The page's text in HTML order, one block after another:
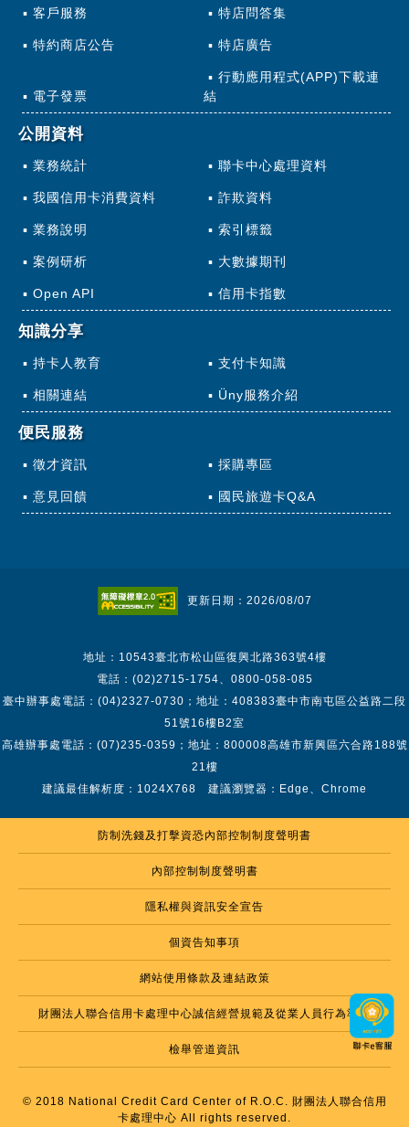
客戶服務 特店問答集
特約商店公告 特店廣告
電子發票
行動應用程式(APP)下載連
結
公開資料
業務統計 聯卡中心處理資料
我國信用卡消費資料 詐欺資料
業務說明 索引標籤
案例研析 大數據期刊
Open API 信用卡指數
知識分享
持卡人教育 支付卡知識
相關連結 Üny服務介紹
便民服務
徵才資訊 採購專區
意見回饋 國民旅遊卡Q&A
更新日期：2026/08/07
地址：10543臺北市松山區復興北路363號4樓
電話：(02)2715-1754、0800-058-085
臺中辦事處電話：(04)2327-0730；地址：408383臺中市南屯區公益路二段
51號16樓B2室
高雄辦事處電話：(07)235-0359；地址：800008高雄市新興區六合路188號
21樓
建議最佳解析度：1024X768 建議瀏覽器：Edge、Chrome
防制洗錢及打擊資恐內部控制制度聲明書
內部控制制度聲明書
隱私權與資訊安全宣告
個資告知事項
網站使用條款及連結政策
財團法人聯合信用卡處理中心誠信經營規範及從業人員行為準則
檢舉管道資訊
© 2018 National Credit Card Center of R.O.C. 財團法人聯合信用
卡處理中心 All rights reserved.